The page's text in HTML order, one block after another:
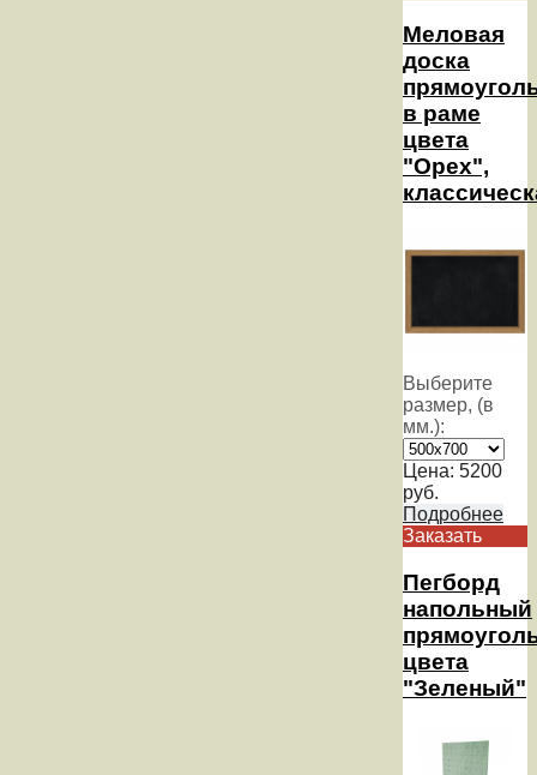
Меловая
доска
в раме
цвета
"Орех",
Выберите
размер, (в
мм.):
Цена: 5200
руб.
Подробнее
Заказать
Пегборд
напольный
цвета
"Зеленый"